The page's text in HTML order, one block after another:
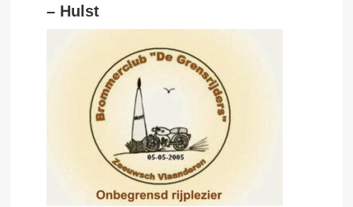
– Hulst